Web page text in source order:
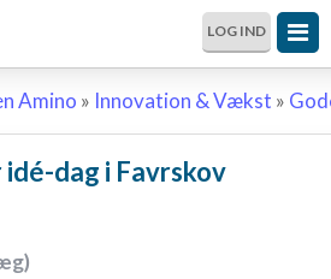
LOG IND
Amino » Innovation & Vækst »
dag i Favrskov